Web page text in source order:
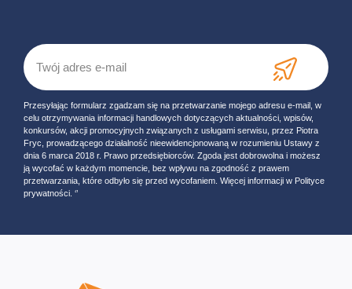
Przesyłając formularz zgadzam się na przetwarzanie mojego adresu e-mail, w
celu otrzymywania informacji handlowych dotyczących aktualności, wpisów,
konkursów, akcji promocyjnych związanych z usługami serwisu, przez Piotra
Fryc, prowadzącego działalność nieewidencjonowaną w rozumieniu Ustawy z
dnia 6 marca 2018 r. Prawo przedsiębiorców. Zgoda jest dobrowolna i możesz
ją wycofać w każdym momencie, bez wpływu na zgodność z prawem
przetwarzania, które odbyło się przed wycofaniem. Więcej informacji w Polityce
prywatności. ‘’